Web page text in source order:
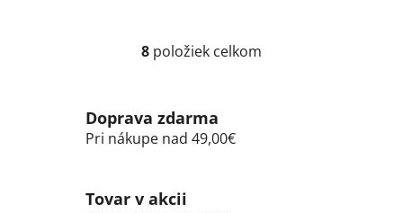
O
á
d
8 položiek celkom
Doprava zdarma
Pri nákupe nad 49,00€
Tovar v akcii